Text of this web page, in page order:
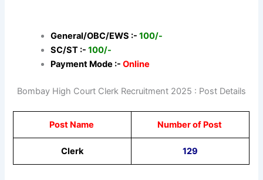
General/OBC/EWS :- 100/-
SC/ST :- 100/-
Payment Mode :-Online
Bombay High Court Clerk Recruitment 2025 : Post Details
Post Name Number of Post
Clerk 129